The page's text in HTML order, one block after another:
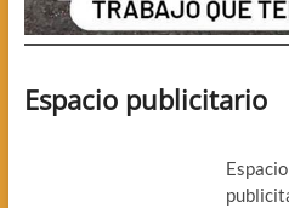
Espacio publicitario
Espacio